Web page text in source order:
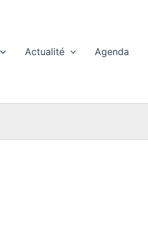
Actualité Agenda